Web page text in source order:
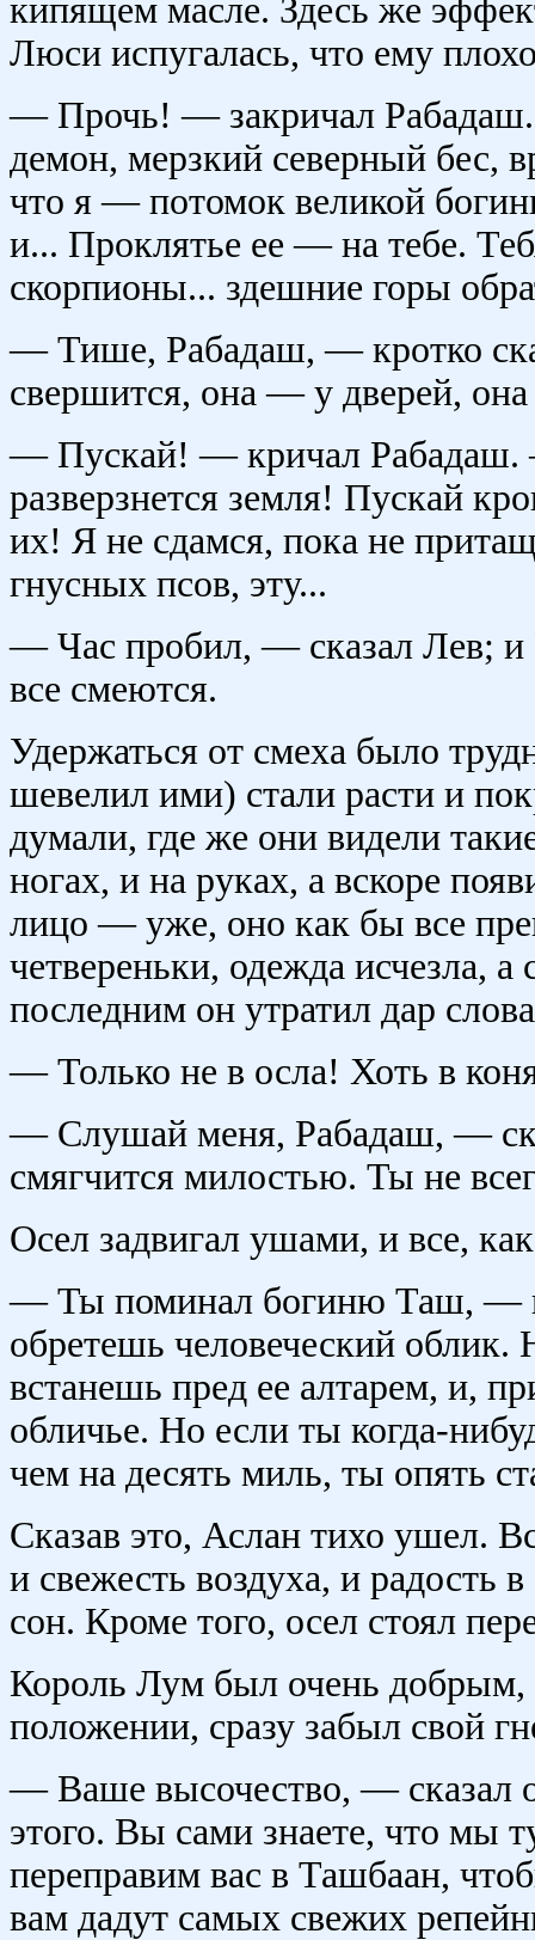
кипящем масле. Здесь же
Люси испугалась, что ему
— Прочь! — закричал
демон, мерзкий северный бес,
что я — потомок великой
и... Проклятье ее — на тебе.
скорпионы... здешние горы
— Тише, Рабадаш, — кротко
свершится, она — у дверей, она
— Пускай! — кричал Рабадаш.
разверзнется земля! Пускай
их! Я не сдамся, пока не
гнусных псов, эту...
— Час пробил, — сказал Лев; и
все смеются.
Удержаться от смеха было
шевелил ими) стали расти и
думали, где же они видели
ногах, и на руках, а вскоре
лицо — уже, оно как бы все
четвереньки, одежда исчезла,
последним он утратил дар
— Только не в осла! Хоть в
— Слушай меня, Рабадаш, —
смягчится милостью. Ты не
Осел задвигал ушами, и все,
— Ты поминал богиню Таш, —
обретешь человеческий облик.
встанешь пред ее алтарем, и,
обличье. Но если ты когда-
чем на десять миль, ты опять
Сказав это, Аслан тихо ушел.
и свежесть воздуха, и радость
сон. Кроме того, осел стоял
Король Лум был очень добрым,
положении, сразу забыл свой
— Ваше высочество, — сказал
этого. Вы сами знаете, что мы
переправим вас в Ташбаан,
вам дадут самых свежих